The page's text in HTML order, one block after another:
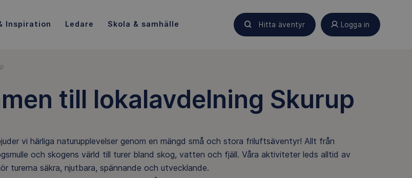
Inspiration Ledare Skola & samhälle Hitta äventyr Logga in
till lokalavdelning Skurup
vi härliga naturupplevelser genom en mängd små och stora friluftsäventyr! Allt från
och skogens värld till turer bland skog, vatten och fjäll. Våra aktiviteter leds alltid av
turerna säkra, njutbara, spännande och utvecklande.